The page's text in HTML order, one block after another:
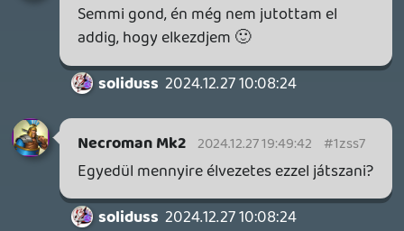
a végén meg szépen katapultáltak a
projektből.... így magára hagyták a
csapatot amit addig is eléggé lazán és
késve felügyeltek. gusztustalan hozzáállás
a két alapító részéről. Ennyire elszáltak
háttérben az öltönyösök? De ezt így
elkefélni valami művészet.
2024.04.09 11:16:34 #1z6o2
Mint mint az Avenumnál 😃